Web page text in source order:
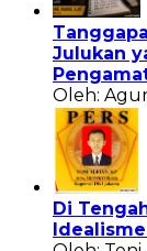
Julukan
Oleh:
Di